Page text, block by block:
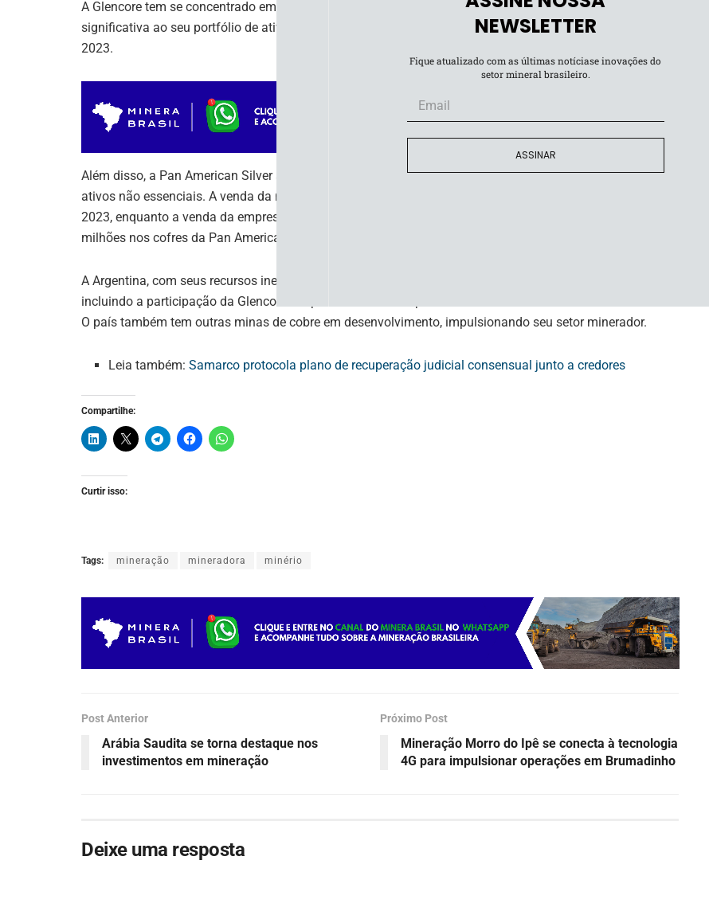
A Glencore tem se concentrado em investimentos no setor de cobre e o projeto MARA é uma adição
significativa ao seu portfólio de ativos. O acordo está previsto para ser concluído no terceiro trimestre de
2023.
Além disso, a Pan American Silver atualizou o mercado sobre o status de desinvestimento de dois outros
ativos não essenciais. A venda da mina de Morococha, no Peru, deve ser concluída no terceiro trimestre de
2023, enquanto a venda da empresa Agua de la Falda, no Chile, para a Rio Tinto, deve injetar US$ 45,6
milhões nos cofres da Pan American.
A Argentina, com seus recursos inexplorados de cobre, tem atraído investimentos significativos no setor,
incluindo a participação da Glencore em parceria com a empresa francesa Eramet em um acordo recente.
O país também tem outras minas de cobre em desenvolvimento, impulsionando seu setor minerador.
Leia também:Samarco protocola plano de recuperação judicial consensual junto a credores
Compartilhe:
Curtir isso:
Tags: mineração mineradora minério
Post Anterior
Arábia Saudita se torna destaque nos
investimentos em mineração
Próximo Post
Mineração Morro do Ipê se conecta à tecnologia
4G para impulsionar operações em Brumadinho
Deixe uma resposta
NEWSLETTER
Fique atualizado com as últimas notíciase inovações do
setor mineral brasileiro.
ASSINAR